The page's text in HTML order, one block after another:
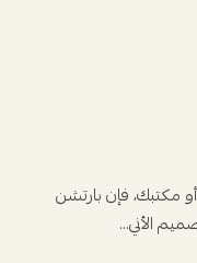
مكتبك، فإن بارتشن
الأني...